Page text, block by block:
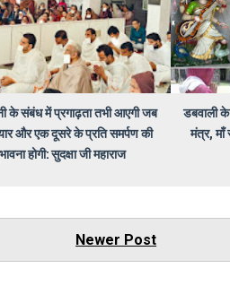
के संबंध में प्रगाढ़ता तभी आएगी जब
और एक दूसरे के प्रति समर्पण की
भावना होगी: सुदक्षा जी महाराज
डबवाली
मंत्र,
Newer Post